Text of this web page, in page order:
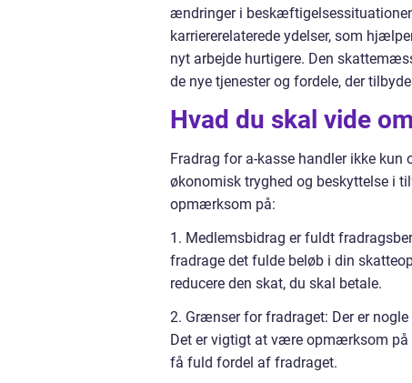
ændringer i
karriererelaterede ydelser, som
nyt arbejde hurtigere. Den
de nye tjenester og fordele, der
Hvad du skal vide
Fradrag for a-kasse handler ikke kun
økonomisk tryghed og beskyttelse i
opmærksom på:
1. Medlemsbidrag er fuldt
fradrage det fulde beløb i din
reducere den skat, du skal betale.
2. Grænser for fradraget: Der er
Det er vigtigt at være opmærksom på
få fuld fordel af fradraget.